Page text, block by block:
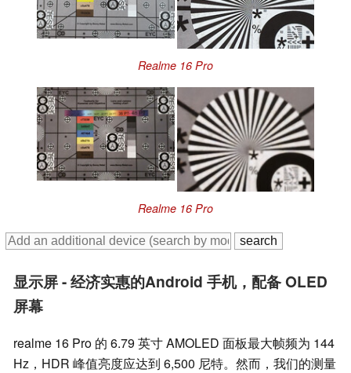
Realme 16 Pro
Realme 16 Pro
显示屏 - 经济实惠的Android 手机，配备 OLED
屏幕
realme 16 Pro 的 6.79 英寸 AMOLED 面板最大帧频为 144
Hz，HDR 峰值亮度应达到 6,500 尼特。然而，我们的测量